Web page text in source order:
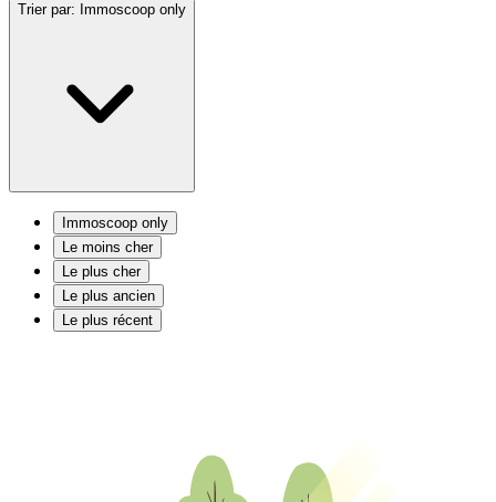
Trier par: Immoscoop only
Immoscoop only
Le moins cher
Le plus cher
Le plus ancien
Le plus récent